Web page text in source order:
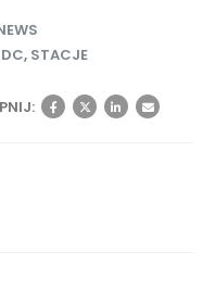
, STACJE